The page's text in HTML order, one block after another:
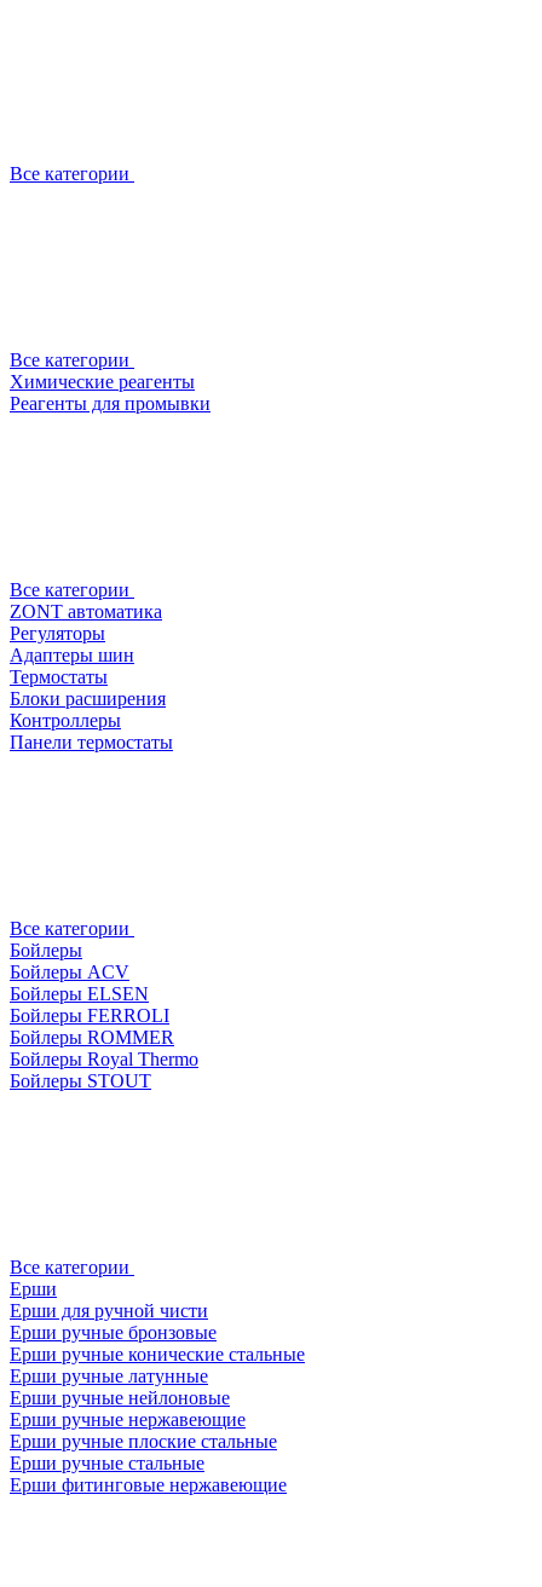
Все категории
Все категории
Химические реагенты
Реагенты для промывки
Все категории
ZONT автоматика
Регуляторы
Адаптеры шин
Термостаты
Блоки расширения
Контроллеры
Панели термостаты
Все категории
Бойлеры
Бойлеры ACV
Бойлеры ELSEN
Бойлеры FERROLI
Бойлеры ROMMER
Бойлеры Royal Thermo
Бойлеры STOUT
Все категории
Ерши
Ерши для ручной чисти
Ерши ручные бронзовые
Ерши ручные конические стальные
Ерши ручные латунные
Ерши ручные нейлоновые
Ерши ручные нержавеющие
Ерши ручные плоские стальные
Ерши ручные стальные
Ерши фитинговые нержавеющие